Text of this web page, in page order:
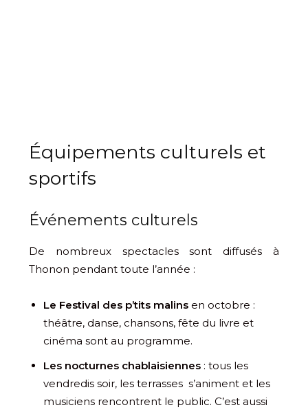
Équipements culturels et
sportifs
Événements culturels
De nombreux spectacles sont diffusés à
Thonon pendant toute l’année :
Le Festival des p’tits malins en octobre :
théâtre, danse, chansons, fête du livre et
cinéma sont au programme.
Les nocturnes chablaisiennes : tous les
vendredis soir, les terrasses s’animent et les
musiciens rencontrent le public. C’est aussi